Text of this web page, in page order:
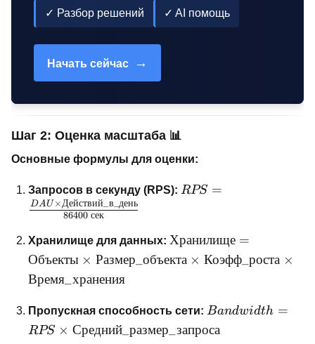
✓ Разбор решений ✓ AI помощь
Начать сейчас →
Шаг 2: Оценка масштаба 📊
Основные формулы для оценки:
Запросов в секунду (RPS): RPS = \frac{DAU
{86400 \text{ сек}}
RPS =
86400 сек
DAU ×Действий в день
Хранилище для данных: Хранилище =
Объекты \times
Размер\_объекта
Коэфф\_роста
\times
Время\_хранения
Хранилище =
Объекты × Размер объекта × Коэфф_ роста ×
Время хранения
Пропускная способность сети: Bandwidth =
Bandwidth =
RPS × Средний_ размер запроса